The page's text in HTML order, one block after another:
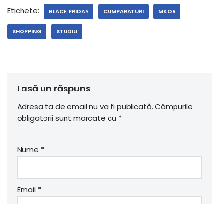
Etichete: BLACK FRIDAY CUMPARATURI MKOR
SHOPPING STUDIU
Lasă un răspuns
Adresa ta de email nu va fi publicată. Câmpurile
obligatorii sunt marcate cu *
Nume *
Email *